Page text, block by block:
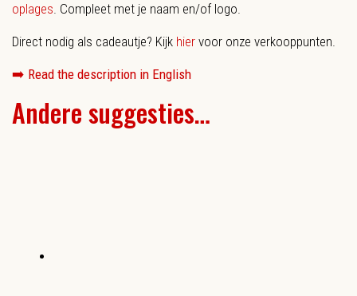
oplages. Compleet met je naam en/of logo.
Direct nodig als cadeautje? Kijk hier voor onze verkooppunten.
➡️ Read the description in English
Andere suggesties…